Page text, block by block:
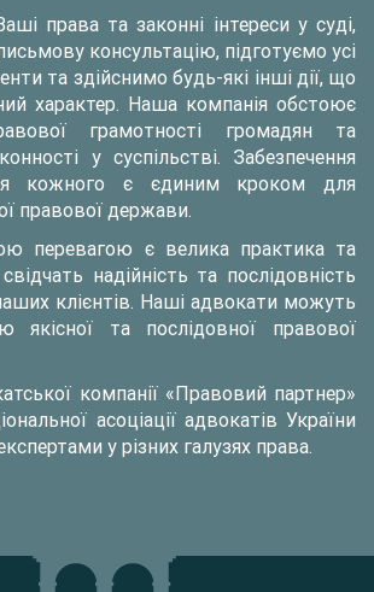
права та законні інтереси у суді,
консультацію, підготуємо усі
та здійснимо будь-які інші дії, що
характер. Наша компанія обстоює
грамотності громадян та
у суспільстві. Забезпечення
кожного є єдиним кроком для
правової держави.
перевагою є велика практика та
надійність та послідовність
клієнтів. Наші адвокати можуть
якісної та послідовної правової
компанії «Правовий партнер»
асоціації адвокатів України
у різних галузях права.